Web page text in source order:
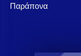
Παράπονα